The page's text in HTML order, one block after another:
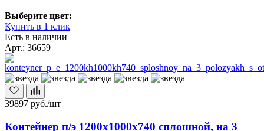
Выберите цвет:
Купить в 1 клик
Есть в наличии
Арт.: 36659
39897 руб./шт
Контейнер п/э 1200х1000х740 сплошной, на 3